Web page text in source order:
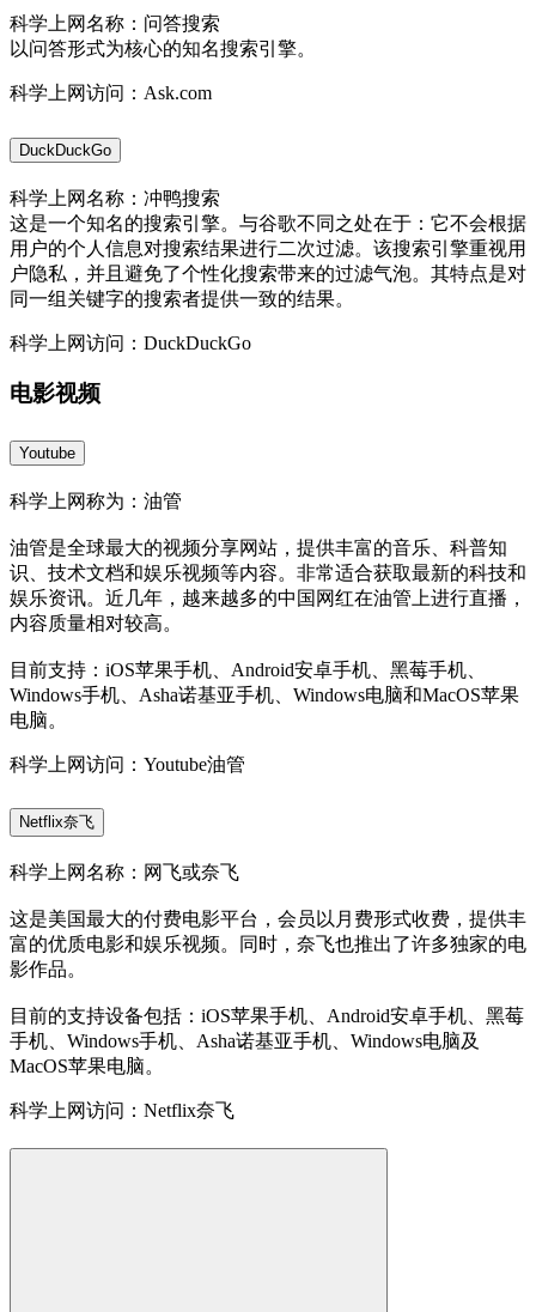
科学上网名称：问答搜索
以问答形式为核心的知名搜索引擎。
科学上网访问：Ask.com
DuckDuckGo
科学上网名称：冲鸭搜索
这是一个知名的搜索引擎。与谷歌不同之处在于：它不会根据
用户的个人信息对搜索结果进行二次过滤。该搜索引擎重视用
户隐私，并且避免了个性化搜索带来的过滤气泡。其特点是对
同一组关键字的搜索者提供一致的结果。
科学上网访问：DuckDuckGo
电影视频
Youtube
科学上网称为：油管
油管是全球最大的视频分享网站，提供丰富的音乐、科普知
识、技术文档和娱乐视频等内容。非常适合获取最新的科技和
娱乐资讯。近几年，越来越多的中国网红在油管上进行直播，
内容质量相对较高。
目前支持：iOS苹果手机、Android安卓手机、黑莓手机、
Windows手机、Asha诺基亚手机、Windows电脑和MacOS苹果
电脑。
科学上网访问：Youtube油管
Netflix奈飞
科学上网名称：网飞或奈飞
这是美国最大的付费电影平台，会员以月费形式收费，提供丰
富的优质电影和娱乐视频。同时，奈飞也推出了许多独家的电
影作品。
目前的支持设备包括：iOS苹果手机、Android安卓手机、黑莓
手机、Windows手机、Asha诺基亚手机、Windows电脑及
MacOS苹果电脑。
科学上网访问：Netflix奈飞